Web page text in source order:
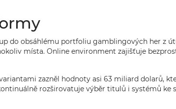
do obsáhlému portfoliu gamblingových her z
místa. Online environment zajišťuje
zazněl hodnoty asi 63 miliard dolarů,
rozširovatuje výběr titulů i systémů ke